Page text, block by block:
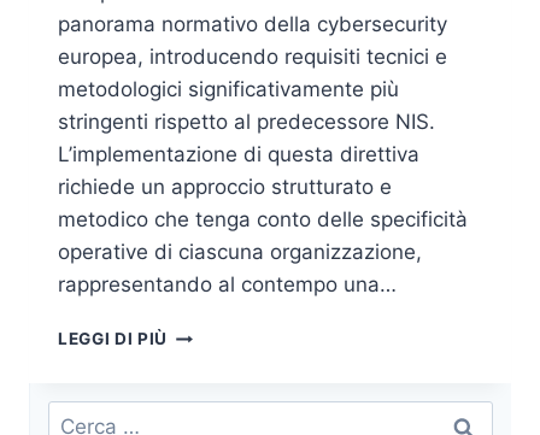
panorama normativo della cybersecurity
europea, introducendo requisiti tecnici e
metodologici significativamente più
stringenti rispetto al predecessore NIS.
L’implementazione di questa direttiva
richiede un approccio strutturato e
metodico che tenga conto delle specificità
operative di ciascuna organizzazione,
rappresentando al contempo una…
LEGGI DI PIÙ NIS2:
PILASTRI
Ricerca